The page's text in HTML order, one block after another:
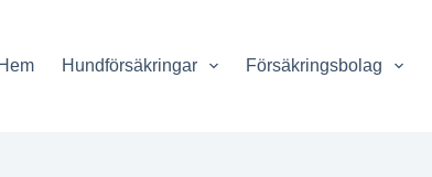
Hem
Hundförsäkringar Försäkringsbolag